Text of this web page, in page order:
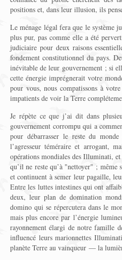
positions et, dans leur illusion, ils
Le ménage légal fera que le système
plus pur, pas comme elle a été
judiciaire pour deux raisons
fondement constitutionnel du pays.
inévitable de leur gouvernement ; si
cette énergie imprégnerait votre
pour vous, nous compatissons à
impatients de voir la Terre
Je répète ce que j’ai dit dans
gouvernement corrompu qui a
pour débarrasser le reste du
l’agresseur téméraire et arrogant,
opérations mondiales des Illuminati,
qu’il ne reste qu’à "nettoyer" ; même
et continuent à semer leur pagaille,
Entre les luttes intestines qui ont
deux, leur plan de domination
domino qui se répercutera dans le
mais plus encore par l’énergie
rayonnement élargi de notre famille
influencé leurs marionnettes
planète Terre au vainqueur — la